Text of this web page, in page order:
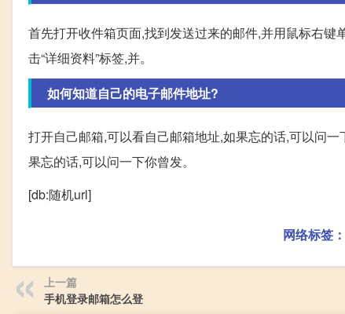
首先打开收件箱页面,找到发送过来的邮件,并用鼠标右键
击“详细资料”标签,并。
如何知道自己的电子邮件地址?
打开自己邮箱,可以看自己邮箱地址,如果忘的话,可以问
果忘的话,可以问一下你曾发。
[db:随机url]
网络标签：
上一篇
手机登录邮箱怎么登